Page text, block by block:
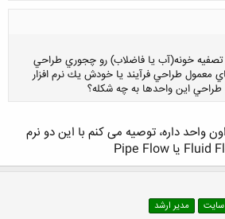
خونه(آب يا فاضلاب) رو چجوري طراحي
معمول طراحي فرآيند يا خودش يك نرم افزار
اين واحدها به چه شكله؟
کلیک کنید تا باز شود...
واحد داره، توصیه می کنم با این دو نرم
مدیر ارشد